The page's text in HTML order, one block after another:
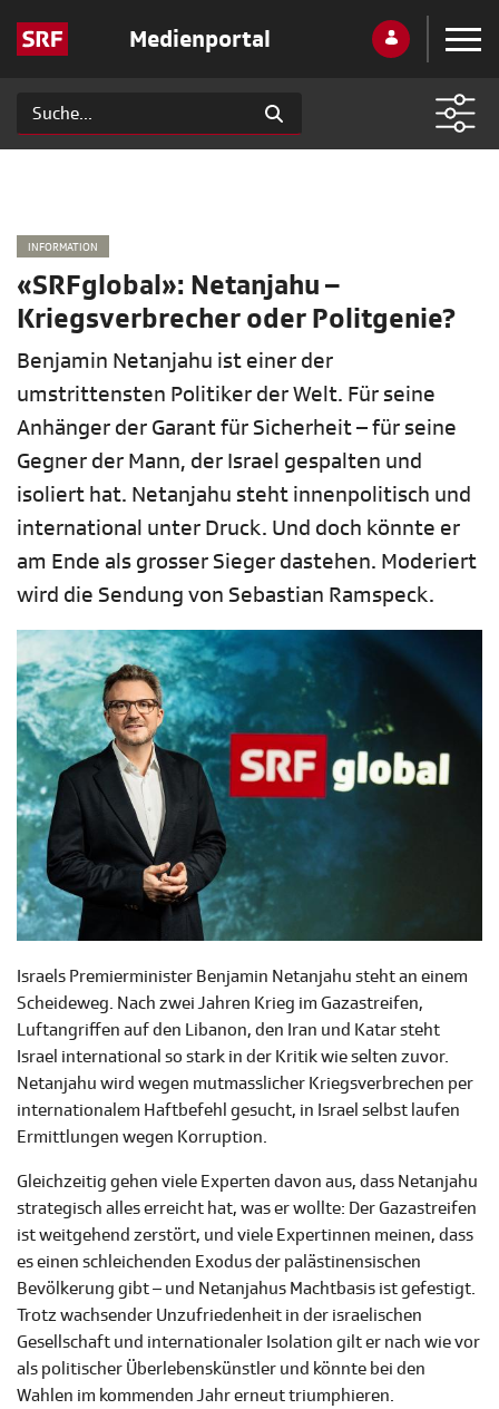
Medienportal
INFORMATION
«SRFglobal»: Netanjahu –
Kriegsverbrecher oder Politgenie?
Benjamin Netanjahu ist einer der
umstrittensten Politiker der Welt. Für seine
Anhänger der Garant für Sicherheit – für seine
Gegner der Mann, der Israel gespalten und
isoliert hat. Netanjahu steht innenpolitisch und
international unter Druck. Und doch könnte er
am Ende als grosser Sieger dastehen. Moderiert
wird die Sendung von Sebastian Ramspeck.
Israels Premierminister Benjamin Netanjahu steht an einem
Scheideweg. Nach zwei Jahren Krieg im Gazastreifen,
Luftangriffen auf den Libanon, den Iran und Katar steht
Israel international so stark in der Kritik wie selten zuvor.
Netanjahu wird wegen mutmasslicher Kriegsverbrechen per
internationalem Haftbefehl gesucht, in Israel selbst laufen
Ermittlungen wegen Korruption.
Gleichzeitig gehen viele Experten davon aus, dass Netanjahu
strategisch alles erreicht hat, was er wollte: Der Gazastreifen
ist weitgehend zerstört, und viele Expertinnen meinen, dass
es einen schleichenden Exodus der palästinensischen
Bevölkerung gibt – und Netanjahus Machtbasis ist gefestigt.
Trotz wachsender Unzufriedenheit in der israelischen
Gesellschaft und internationaler Isolation gilt er nach wie vor
als politischer Überlebenskünstler und könnte bei den
Wahlen im kommenden Jahr erneut triumphieren.